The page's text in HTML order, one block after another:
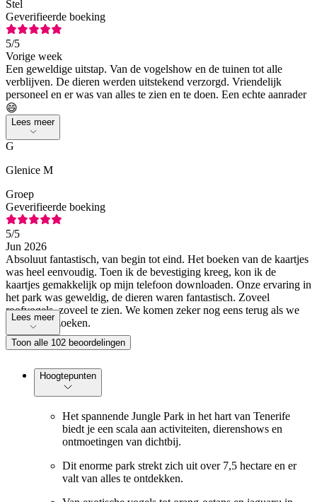
Stel
Geverifieerde boeking
5/5
Vorige week
Een geweldige uitstap. Van de vogelshow en de tuinen tot alle
verblijven. De dieren werden uitstekend verzorgd. Vriendelijk
personeel en er was van alles te zien en te doen. Een echte aanrader
😄
Lees meer
G
Glenice M
Groep
Geverifieerde boeking
5/5
Jun 2026
Absoluut fantastisch, van begin tot eind. Het boeken van de kaartjes
was heel eenvoudig. Toen ik de bevestiging kreeg, kon ik de
kaartjes gemakkelijk op mijn telefoon downloaden. Onze ervaring in
het park was geweldig, de dieren waren fantastisch. Zoveel
roofvogels, zoveel te zien. We komen zeker nog eens terug als we
Tenerife bezoeken.
Lees meer
Toon alle 102 beoordelingen
Hoogtepunten
Het spannende Jungle Park in het hart van Tenerife
biedt je een scala aan activiteiten, dierenshows en
ontmoetingen van dichtbij.
Dit enorme park strekt zich uit over 7,5 hectare en er
valt van alles te ontdekken.